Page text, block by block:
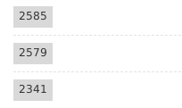
2585
2579
2341